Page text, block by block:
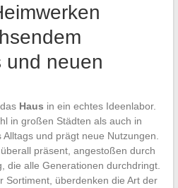
und neuen
Haus in ein echtes Ideenlabor.
in großen Städten als auch in
und prägt neue Nutzungen.
präsent, angestoßen durch
die alle Generationen durchdringt.
Sortiment, überdenken die Art der